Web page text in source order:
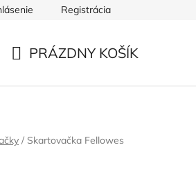
Registrácia
PRÁZDNY KOŠÍK
/ Skartovačka Fellowes